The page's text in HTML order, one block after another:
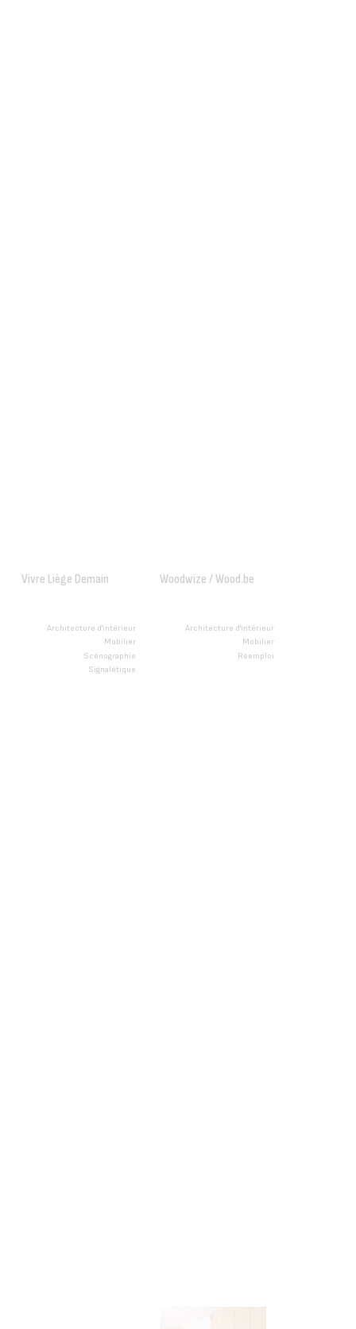
Vivre Liège Demain Woodwize / Wood.be
Architecture d'intérieur
Mobilier
Scénographie
Signalétique
Architecture d'intérieur
Mobilier
Réemploi